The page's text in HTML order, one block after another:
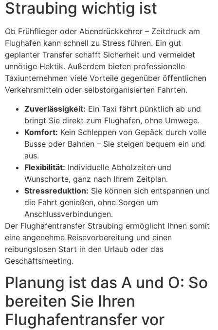
Straubing wichtig ist
Ob Frühflieger oder Abendrückkehrer – Zeitdruck am
Flughafen kann schnell zu Stress führen. Ein gut
geplanter Transfer schafft Sicherheit und vermeidet
unnötige Hektik. Außerdem bieten professionelle
Taxiunternehmen viele Vorteile gegenüber öffentlichen
Verkehrsmitteln oder selbstorganisierten Fahrten.
Zuverlässigkeit: Ein Taxi fährt pünktlich ab und
bringt Sie direkt zum Flughafen, ohne Umwege.
Komfort: Kein Schleppen von Gepäck durch volle
Busse oder Bahnen – Sie steigen bequem ein und
aus.
Flexibilität: Individuelle Abholzeiten und
Wunschorte, ganz nach Ihrem Zeitplan.
Stressreduktion: Sie können sich entspannen und
die Fahrt genießen, ohne Sorgen um
Anschlussverbindungen.
Der Flughafentransfer Straubing ermöglicht Ihnen somit
eine angenehme Reisevorbereitung und einen
reibungslosen Start in den Urlaub oder das
Geschäftsmeeting.
Planung ist das A und O: So
bereiten Sie Ihren
Flughafentransfer vor